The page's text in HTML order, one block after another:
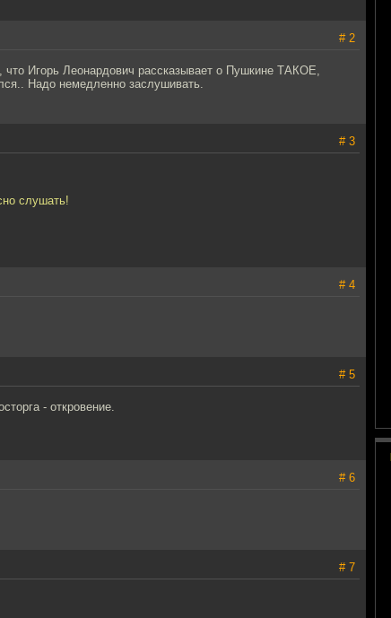
# 2
что Игорь Леонардович рассказывает о Пушкине ТАКОЕ,
Надо немедленно заслушивать.
# 3
слушать!
# 4
# 5
- откровение.
# 6
# 7